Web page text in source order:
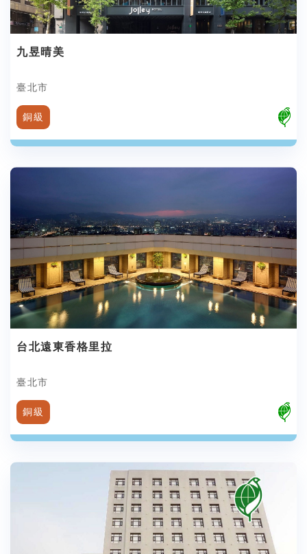
九昱晴美
臺北市
銅級
台北遠東香格里拉
臺北市
銅級